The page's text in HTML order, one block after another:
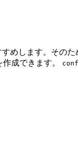
めします。その
成できます。